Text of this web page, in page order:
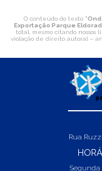
O conteúdo do texto "
Exportação Parque
total, mesmo citando nossos
violação de direito autoral –
Rua
Segunda